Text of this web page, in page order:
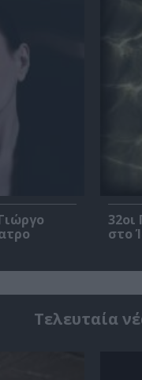
32οι
στο
Τελευταία